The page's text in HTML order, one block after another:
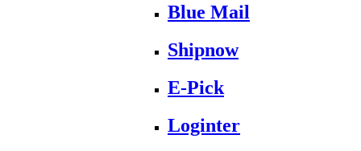
Blue Mail
Shipnow
E-Pick
Loginter